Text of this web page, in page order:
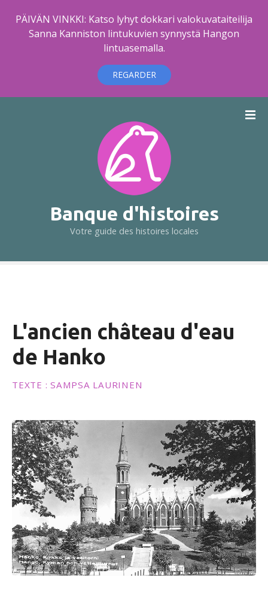
PÄIVÄN VINKKI: Katso lyhyt dokkari valokuvataiteilija
Sanna Kanniston lintukuvien synnystä Hangon
lintuasemalla.
REGARDER
e
Banque d'histoires
Votre guide des histoires locales
L'ancien château d'eau
de Hanko
TEXTE : SAMPSA LAURINEN